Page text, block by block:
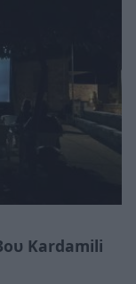
Kardamili